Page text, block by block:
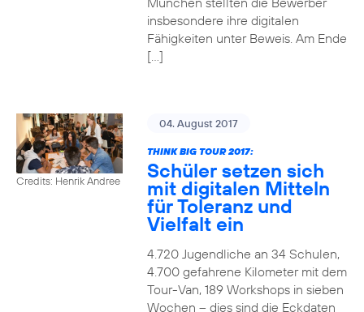
insbesondere ihre digitalen
Fähigkeiten unter Beweis. Am Ende
[…]
Credits: Henrik Andree
04. August 2017
THINK BIG TOUR 2017:
Schüler setzen sich
mit digitalen Mitteln
für Toleranz und
Vielfalt ein
4.720 Jugendliche an 34 Schulen,
4.700 gefahrene Kilometer mit dem
Tour-Van, 189 Workshops in sieben
Wochen – dies sind die Eckdaten